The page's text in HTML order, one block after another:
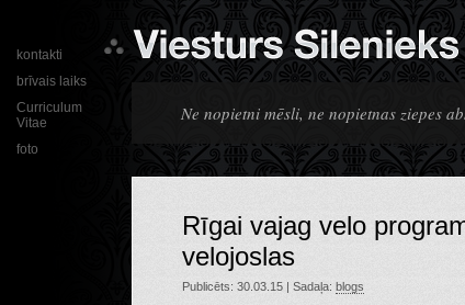
Ne nopietni mēsli, ne nopietnas ziepes
kontakti
brīvais laiks
Curriculum
Vitae
foto
Rīgai vajag velo
velojoslas
Publicēts: 30.03.15 | Sadaļa: blogs